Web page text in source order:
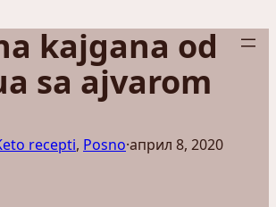
kajgana od
sa ajvarom
recepti, Posno·април 8, 2020